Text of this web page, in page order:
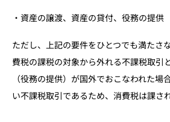
・ 資産の譲渡、資産の貸付、役務の提供
ただし、上記の要件をひとつでも満たさ
費税の課税の対象から外れる不課税取引
（役務の提供）が国外でおこなわれた場
い不課税取引であるため、消費税は課さ